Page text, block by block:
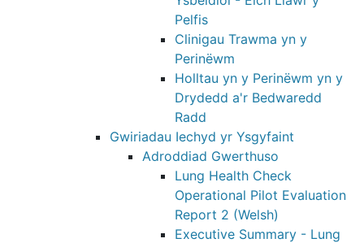
Pelfis
Clinigau Trawma yn y
Perinëwm
Holltau yn y Perinëwm yn y
Drydedd a'r Bedwaredd
Radd
Gwiriadau Iechyd yr Ysgyfaint
Adroddiad Gwerthuso
Lung Health Check
Operational Pilot Evaluation
Report 2 (Welsh)
Executive Summary - Lung